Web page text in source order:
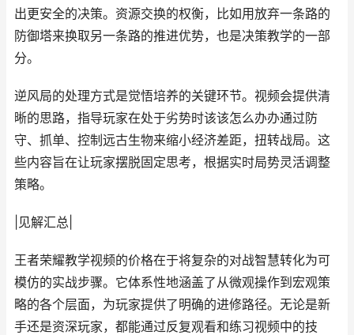
出更安全的决策。资源交换的权衡，比如用放弃一条路的
防御塔来换取另一条路的推进优势，也是决策教学的一部
分。
逆风局的处理方式是觉悟培养的关键环节。视频会提供清
晰的思路，指导玩家在处于劣势时该该怎么办办通过防
守、抓单、控制远古生物来缩小经济差距，扭转战局。这
些内容旨在让玩家摆脱固定思考，根据实时局势灵活调整
策略。
|见解汇总|
王者荣耀教学视频的价格在于将复杂的对战智慧转化为可
模仿的实战步骤。它体系性地涵盖了从微观操作到宏观策
略的各个层面，为玩家提供了明确的进修路径。无论是新
手还是资深玩家，都能通过反复观看和练习视频中的技